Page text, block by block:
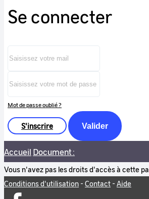
Se connecter
Mot de passe oublié ?
S'inscrire Valider
Accueil Document :
Vous n'avez pas les droits d'accès à cette
Conditions d'utilisation - Contact - Aide